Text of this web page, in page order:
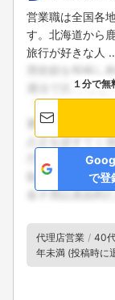
営業職は全国各
す。北海道から
旅行が好きな人
１分で
で登
代理店営業 40
年未満 (投稿時に